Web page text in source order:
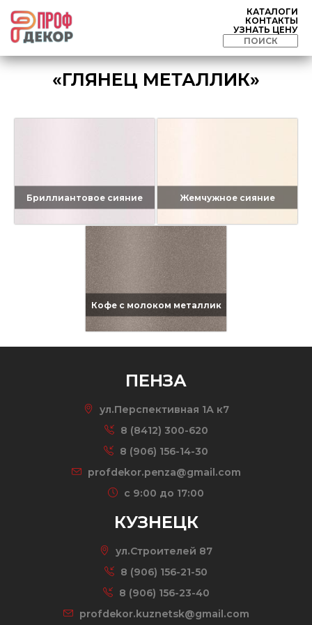
КАТАЛОГИ
КОНТАКТЫ
УЗНАТЬ ЦЕНУ
«ГЛЯНЕЦ МЕТАЛЛИК»
Бриллиантовое сияние Жемчужное сияние
Кофе с молоком металлик
ПЕНЗА
ул.Перспективная 1А к7
8 (8412) 300-620
8 (906) 156-14-30
profdekor.penza@gmail.com
c 9:00 до 17:00
КУЗНЕЦК
ул.Строителей 87
8 (906) 156-21-50
8 (906) 156-23-40
profdekor.kuznetsk@gmail.com